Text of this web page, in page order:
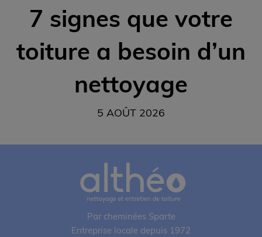
7 signes que votre
toiture a besoin d’un
nettoyage
5 AOÛT 2026
Par cheminées Sparte
Entreprise locale depuis 1972